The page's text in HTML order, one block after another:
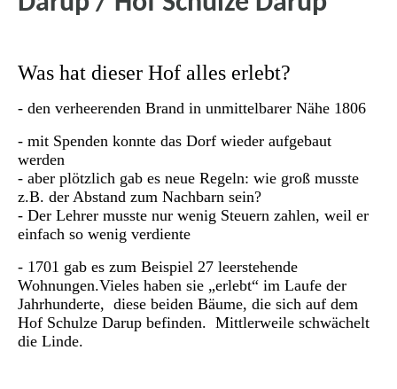
Was hat dieser Hof alles erlebt?
- den verheerenden Brand in unmittelbarer Nähe 1806
- mit Spenden konnte das Dorf wieder aufgebaut
werden
- aber plötzlich gab es neue Regeln: wie groß musste
z.B. der Abstand zum Nachbarn sein?
- Der Lehrer musste nur wenig Steuern zahlen, weil er
einfach so wenig verdiente
- 1701 gab es zum Beispiel 27 leerstehende
Wohnungen.Vieles haben sie „erlebt“ im Laufe der
Jahrhunderte, diese beiden Bäume, die sich auf dem
Hof Schulze Darup befinden. Mittlerweile schwächelt
die Linde.